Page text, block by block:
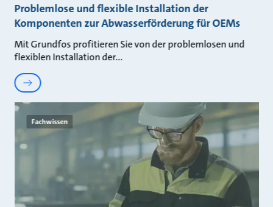
Problemlose und flexible Installation der
Komponenten zur Abwasserförderung für OEMs
Mit Grundfos profitieren Sie von der problemlosen und
flexiblen Installation der
Fachwissen